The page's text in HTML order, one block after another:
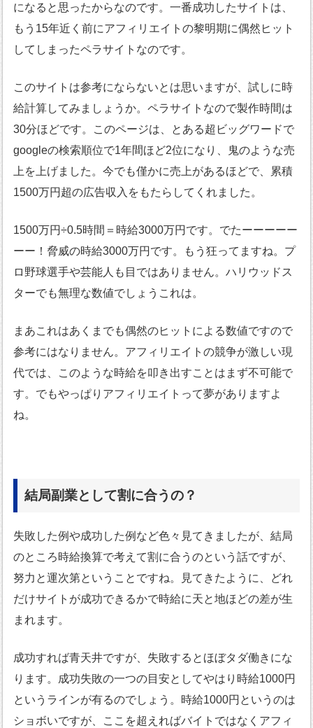
になると思ったからなのです。一番成功したサイトは、
もう15年近く前にアフィリエイトの黎明期に偶然ヒット
してしまったペラサイトなのです。
このサイトは参考にならないとは思いますが、試しに時
給計算してみましょうか。ペラサイトなので製作時間は
30分ほどです。このページは、とある超ビッグワードで
googleの検索順位で1年間ほど2位になり、鬼のような売
上を上げました。今でも僅かに売上があるほどで、累積
1500万円超の広告収入をもたらしてくれました。
1500万円÷0.5時間＝時給3000万円です。でたーーーーー
ーー！脅威の時給3000万円です。もう狂ってますね。プ
ロ野球選手や芸能人も目ではありません。ハリウッドス
ターでも無理な数値でしょうこれは。
まあこれはあくまでも偶然のヒットによる数値ですので
参考にはなりません。アフィリエイトの競争が激しい現
代では、このような時給を叩き出すことはまず不可能で
す。でもやっぱりアフィリエイトって夢がありますよ
ね。
結局副業として割に合うの？
失敗した例や成功した例など色々見てきましたが、結局
のところ時給換算で考えて割に合うのという話ですが、
努力と運次第ということですね。見てきたように、どれ
だけサイトが成功できるかで時給に天と地ほどの差が生
まれます。
成功すれば青天井ですが、失敗するとほぼタダ働きにな
ります。成功失敗の一つの目安としてやはり時給1000円
というラインが有るのでしょう。時給1000円というのは
ショボいですが、ここを超えればバイトではなくアフィ